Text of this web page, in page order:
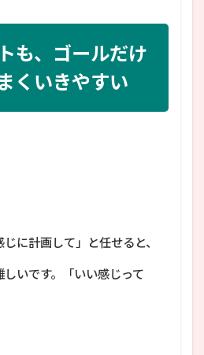
も、ゴールだけ
くいきやすい
に計画して」と任せると、
いです。「いい感じって